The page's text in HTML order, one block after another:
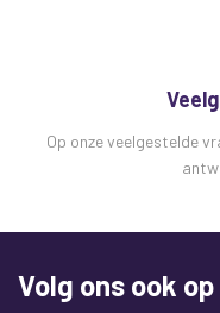
Op onze veelgestelde
Volg ons ook